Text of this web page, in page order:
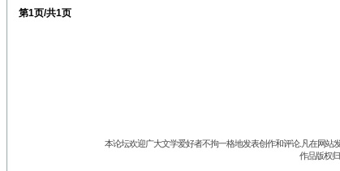
第1页/共1页
本论坛欢迎广大文学爱好者不拘一格地发表创作和评论.凡在网站
作品版权